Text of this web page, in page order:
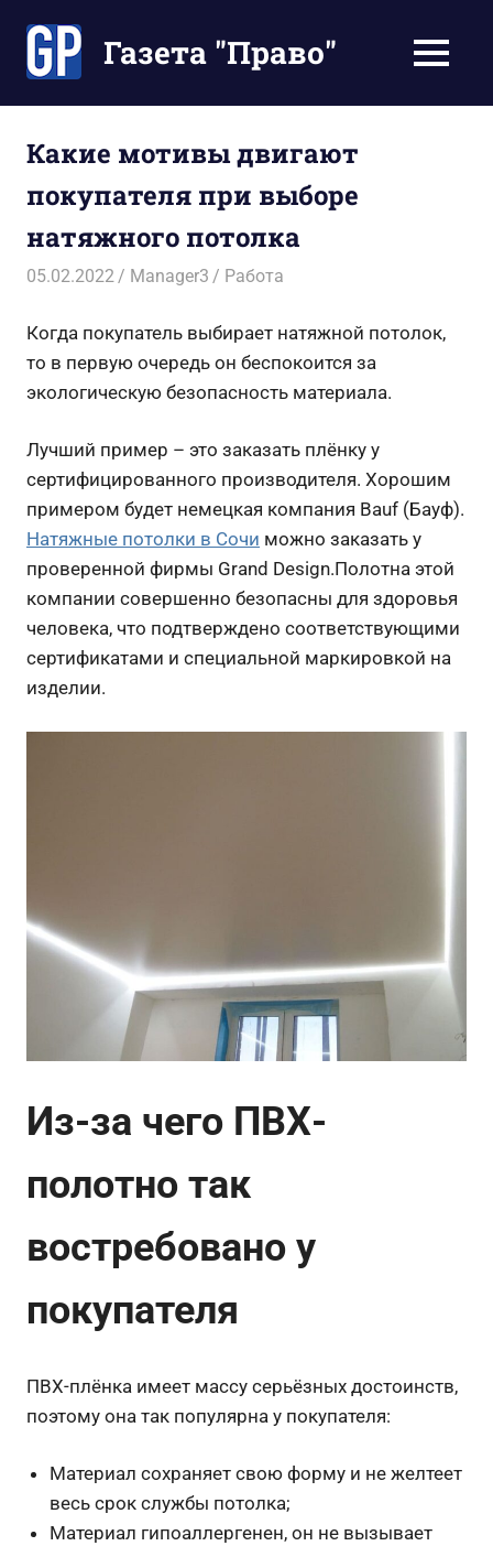
содержимомуГазета "Право"
экономят
Ваше
время
МЕНЮ
Какие мотивы двигают
покупателя при выборе
натяжного потолка
05.02.2022 Manager3 Работа
Когда покупатель выбирает натяжной потолок,
то в первую очередь он беспокоится за
экологическую безопасность материала.
Лучший пример – это заказать плёнку у
сертифицированного производителя. Хорошим
примером будет немецкая компания Bauf (Бауф).
Натяжные потолки в Сочи можно заказать у
проверенной фирмы Grand Design.Полотна этой
компании совершенно безопасны для здоровья
человека, что подтверждено соответствующими
сертификатами и специальной маркировкой на
изделии.
Из-за чего ПВХ-
полотно так
востребовано у
покупателя
ПВХ-плёнка имеет массу серьёзных достоинств,
поэтому она так популярна у покупателя:
Материал сохраняет свою форму и не желтеет
весь срок службы потолка;
Материал гипоаллергенен, он не вызывает